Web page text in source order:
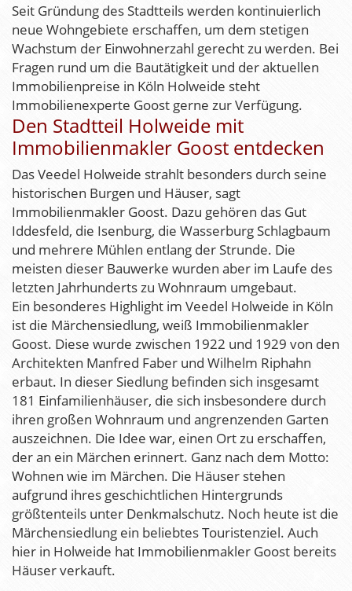
Seit Gründung des Stadtteils werden kontinuierlich
neue Wohngebiete erschaffen, um dem stetigen
Wachstum der Einwohnerzahl gerecht zu werden. Bei
Fragen rund um die Bautätigkeit und der aktuellen
Immobilienpreise in Köln Holweide steht
Immobilienexperte Goost gerne zur Verfügung.
Den Stadtteil Holweide mit
Immobilienmakler Goost entdecken
Das Veedel Holweide strahlt besonders durch seine
historischen Burgen und Häuser, sagt
Immobilienmakler Goost. Dazu gehören das Gut
Iddesfeld, die Isenburg, die Wasserburg Schlagbaum
und mehrere Mühlen entlang der Strunde. Die
meisten dieser Bauwerke wurden aber im Laufe des
letzten Jahrhunderts zu Wohnraum umgebaut.
Ein besonderes Highlight im Veedel Holweide in Köln
ist die Märchensiedlung, weiß Immobilienmakler
Goost. Diese wurde zwischen 1922 und 1929 von den
Architekten Manfred Faber und Wilhelm Riphahn
erbaut. In dieser Siedlung befinden sich insgesamt
181 Einfamilienhäuser, die sich insbesondere durch
ihren großen Wohnraum und angrenzenden Garten
auszeichnen. Die Idee war, einen Ort zu erschaffen,
der an ein Märchen erinnert. Ganz nach dem Motto:
Wohnen wie im Märchen. Die Häuser stehen
aufgrund ihres geschichtlichen Hintergrunds
größtenteils unter Denkmalschutz. Noch heute ist die
Märchensiedlung ein beliebtes Touristenziel. Auch
hier in Holweide hat Immobilienmakler Goost bereits
Häuser verkauft.